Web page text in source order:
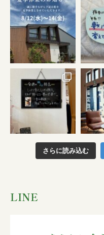
さらに読み込む
LINE